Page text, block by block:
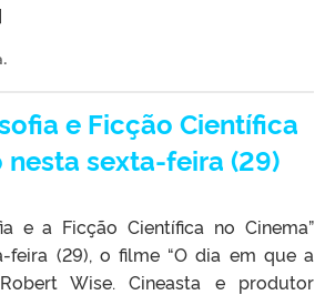
.
e Ficção Científica
sexta-feira (29)
e a Ficção Científica no Cinema”
feira (29), o filme “O dia em que a
Wise. Cineasta e produtor